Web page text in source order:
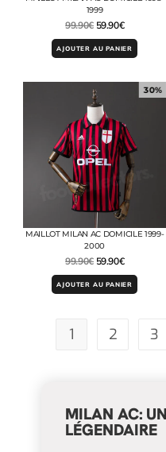
1999
99.90€ 59.90€
AJOUTER AU PANIER
30%
MAILLOT MILAN AC DOMICILE 1999-
2000
99.90€ 59.90€
AJOUTER AU PANIER
1 2 3
MILAN AC:
LÉGENDAIRE